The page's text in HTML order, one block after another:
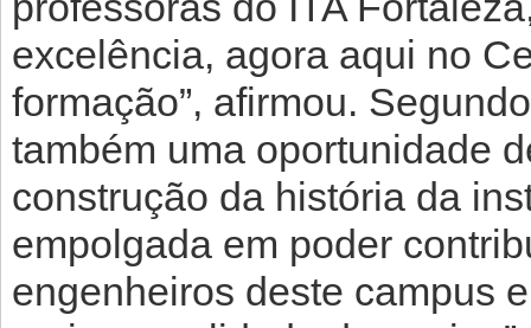
excelência, agora aqui no
formação”, afirmou.
também uma oportunidade
construção da história da
empolgada em poder
engenheiros deste campus